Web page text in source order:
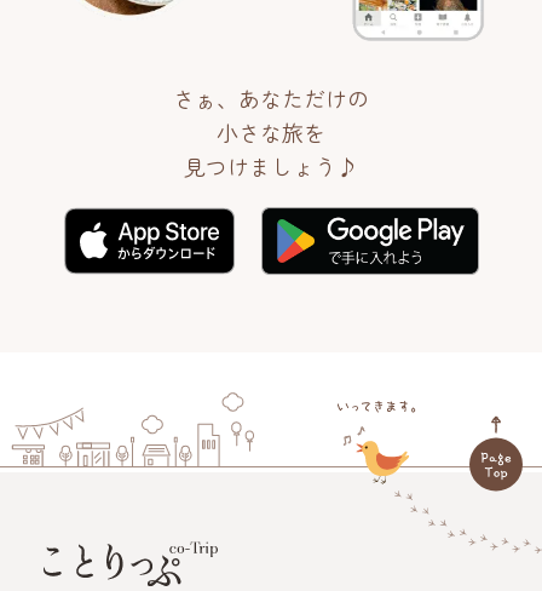
さぁ、あなただけの
小さな旅を
見つけましょう♪